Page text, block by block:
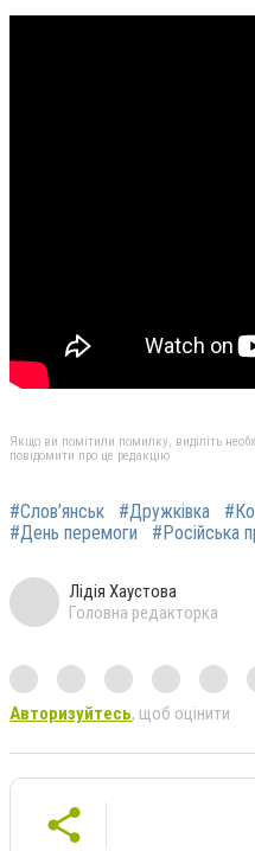
Якщо ви помітили помилку, виділіть
повідомити про це редакцію
#Слов’янськ #Дружківка
#День перемоги
#Російська
Лідія Хаустова
Головна редакторка
Авторизуйтесь, щоб оцінити